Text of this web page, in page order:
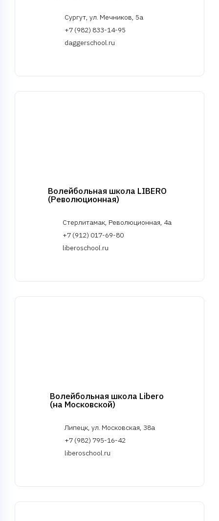
Сургут, ул. Мечников, 5а
+7 (982) 833-14-95
daggerschool.ru
Волейбольная школа LIBERO
(Революционная)
Стерлитамак, Революционная, 4а
+7 (912) 017-69-80
liberoschool.ru
Волейбольная школа Libero
(на Московской)
Липецк, ул. Московская, 38а
+7 (982) 795-16-42
liberoschool.ru